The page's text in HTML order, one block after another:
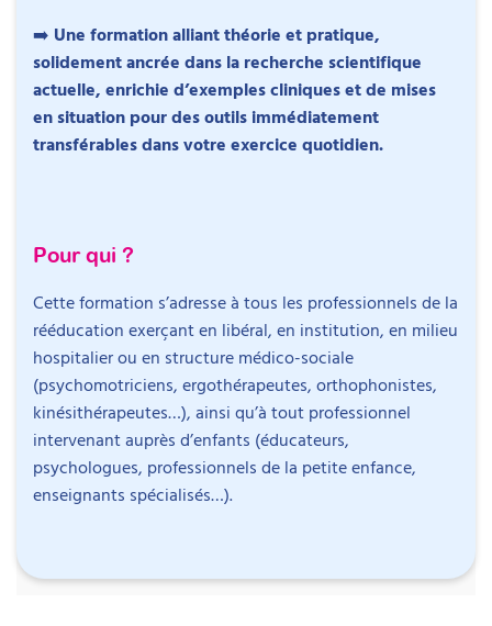
➡️ Une formation alliant théorie et pratique,
solidement ancrée dans la recherche scientifique
actuelle, enrichie d’exemples cliniques et de mises
en situation pour des outils immédiatement
transférables dans votre exercice quotidien.
Pour qui ?
Cette formation s’adresse à tous les professionnels de la
rééducation exerçant en libéral, en institution, en milieu
hospitalier ou en structure médico-sociale
(psychomotriciens, ergothérapeutes, orthophonistes,
kinésithérapeutes…), ainsi qu’à tout professionnel
intervenant auprès d’enfants (éducateurs,
psychologues, professionnels de la petite enfance,
enseignants spécialisés…).
Objectifs
Acquérir des connaissances actualisées et
scientifiquement rigoureuses (notamment
neurobiologiques) sur le lien d’attachement.
Identifier précisément les comportements
révélateurs de difficultés liées à l’attachement, en
séance comme à domicile, et comprendre leurs
mécanismes.
Ajuster votre posture professionnelle en fonction
thérapeutique et favoriser l’engagement de
Intervenant
Rokiyah Hosen
Psychomotricienne diplômée d’État et
autrice
Rokiyah Hosen a obtenu le diplôme d’État de